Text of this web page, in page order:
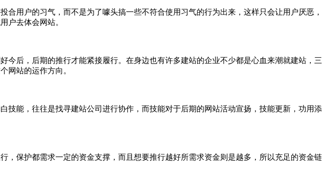
用户的习气，而不是为了噱头搞一些不符合使用习气的行为出来，这样只会让用户厌恶，
户去体会网站。
后，后期的推行才能紧接履行。在身边也有许多建站的企业不少都是心血来潮就建站，三
网站的运作方向。
能，往往是找寻建站公司进行协作，而技能对于后期的网站活动宣扬，技能更新，功用添
保护都需求一定的资金支撑，而且想要推行越好所需求资金则是越多，所以充足的资金链